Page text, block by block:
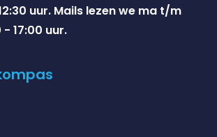
uur. Mails lezen we ma t/m
17:00 uur.